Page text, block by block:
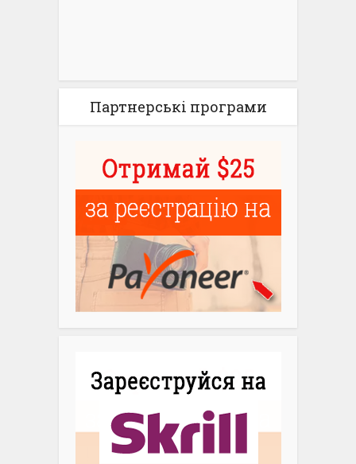
Партнерські програми